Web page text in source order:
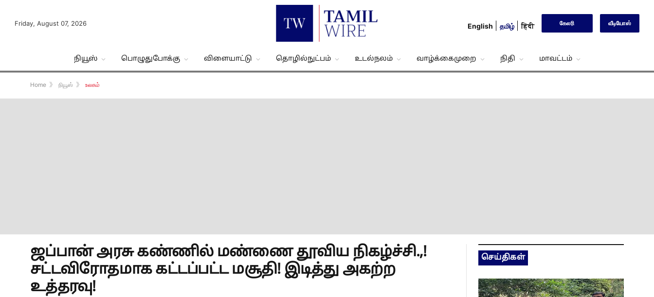
Friday, August 07, 2026 English தமிழ் हिंदी கேலரி வீடியோஸ்
நியூஸ் பொழுதுபோக்கு விளையாட்டு தொழில்நுட்பம் உடல்நலம் வாழ்க்கைமுறை நிதி மாவட்டம்
Home 》 நியூஸ் 》 உலகம்
ஜப்பான் அரசு கண்ணில் மண்ணை தூவிய நிகழ்ச்சி.,!
சட்டவிரோதமாக கட்டப்பட்ட மசூதி! இடித்து அகற்ற
உத்தரவு!
செய்திகள்